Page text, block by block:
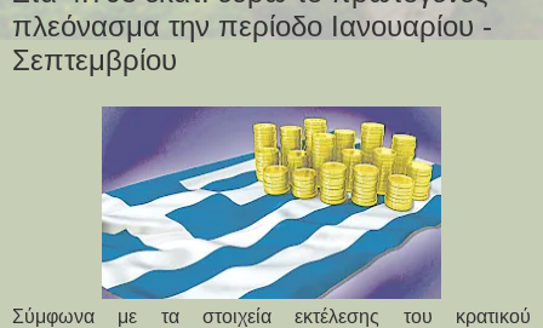
πλεόνασμα την περίοδο Ιανουαρίου -
Σεπτεμβρίου
Σύμφωνα με τα στοιχεία εκτέλεσης του κρατικού